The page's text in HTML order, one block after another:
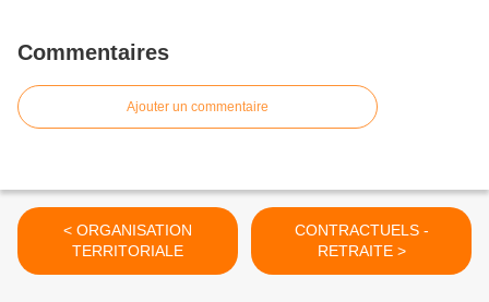
Commentaires
Ajouter un commentaire
< ORGANISATION
TERRITORIALE
CONTRACTUELS -
RETRAITE >